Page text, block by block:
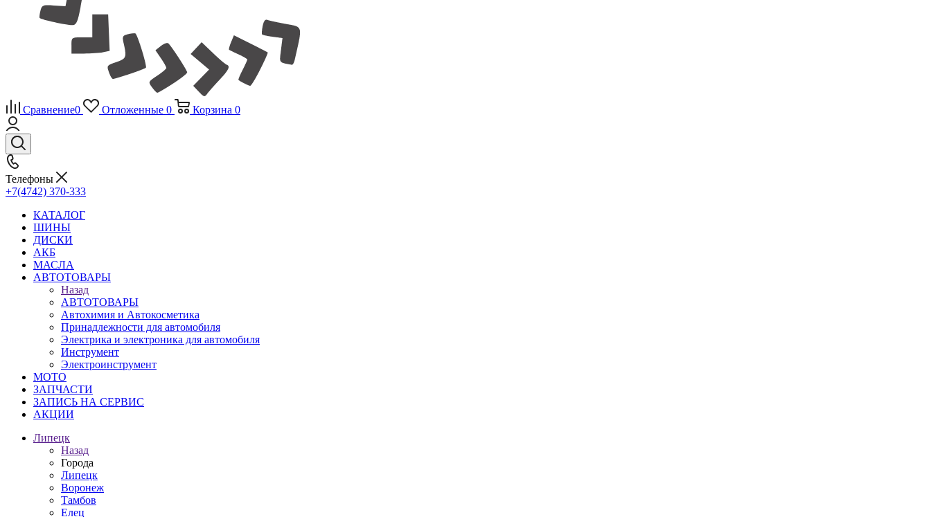
Сравнение0 Отложенные 0 Корзина 0
Телефоны
+7(4742) 370-333
КАТАЛОГ
ШИНЫ
ДИСКИ
АКБ
МАСЛА
АВТОТОВАРЫ
Назад
АВТОТОВАРЫ
Автохимия и Автокосметика
Принадлежности для автомобиля
Электрика и электроника для автомобиля
Инструмент
Электроинструмент
МОТО
ЗАПЧАСТИ
ЗАПИСЬ НА СЕРВИС
АКЦИИ
Липецк
Назад
Города
Липецк
Воронеж
Тамбов
Елец